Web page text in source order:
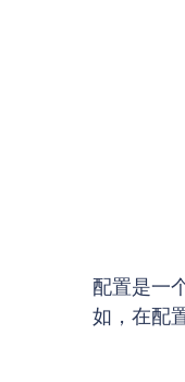
配置是一
如，在配